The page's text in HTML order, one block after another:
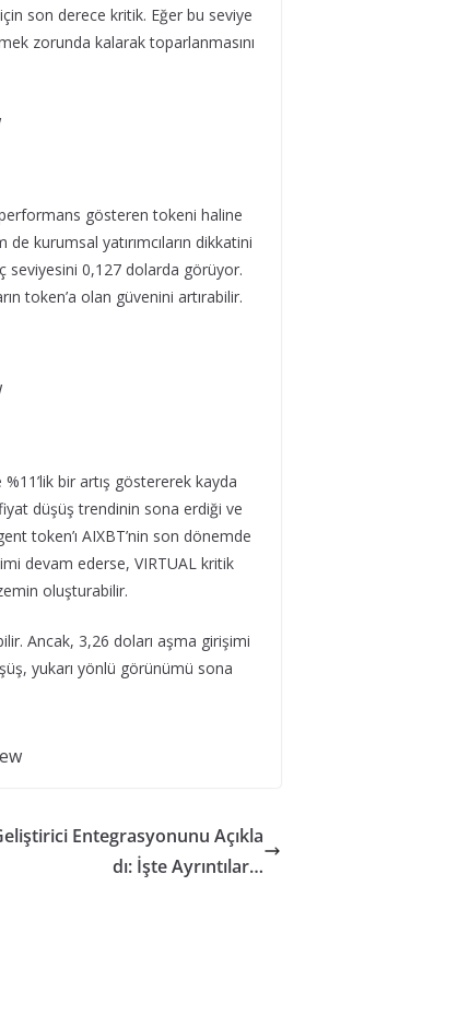
son derece kritik. Eğer bu seviye
zorunda kalarak toparlanmasını
gösteren tokeni haline
kurumsal yatırımcıların dikkatini
seviyesini 0,127 dolarda görüyor.
token’a olan güvenini artırabilir.
bir artış göstererek kayda
düşüş trendinin sona erdiği ve
token’ı AIXBT’nin son dönemde
devam ederse, VIRTUAL kritik
oluşturabilir.
Ancak, 3,26 doları aşma girişimi
yukarı yönlü görünümü sona
Entegrasyonunu Açıkla
dı: İşte Ayrıntılar…